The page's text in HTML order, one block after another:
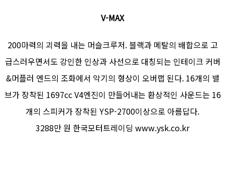
V-MAX
200마력의 괴력을 내는 머슬크루저. 블랙과 메탈의 배합으로 고
급스러우면서도 강인한 인상과 사선으로 대칭되는 인테이크 커버
&머플러 엔드의 조화에서 악기의 형상이 오버랩 된다. 16개의 밸
브가 장착된 1697cc V4엔진이 만들어내는 환상적인 사운드는 16
개의 스피커가 장착된 YSP-2700이상으로 아름답다.
3288만 원 한국모터트레이딩 www.ysk.co.kr